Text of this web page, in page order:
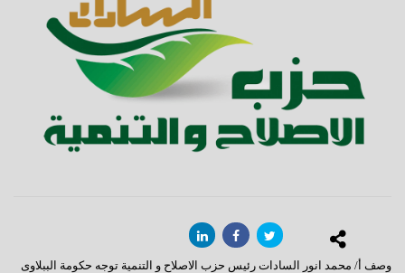
وصف أ/ محمد انور السادات رئيس حزب الاصلاح و التنمية توجه حكومة الببلاوى